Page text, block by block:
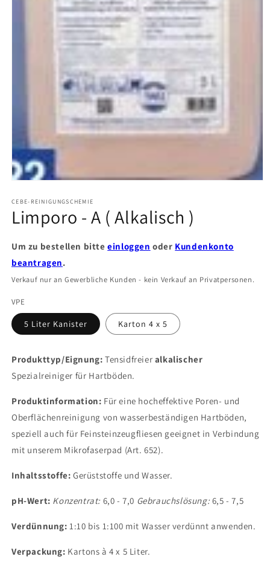
in
Modal
öffnen
CEBE-REINIGUNGSCHEMIE
Limporo - A ( Alkalisch )
Um zu bestellen bitteeinloggen oder Kundenkonto
beantragen.
Verkauf nur an Gewerbliche Kunden - kein Verkauf an Privatpersonen.
VPE
5 Liter Kanister Karton 4 x 5
Produkttyp/Eignung: Tensidfreier alkalischer
Spezialreiniger für Hartböden.
Produktinformation: Für eine hocheffektive Poren- und
Oberflächenreinigung von wasserbeständigen Hartböden,
speziell auch für Feinsteinzeugfliesen geeignet in Verbindung
mit unserem Mikrofaserpad (Art. 652).
Inhaltsstoffe: Gerüststoffe und Wasser.
pH-Wert: Konzentrat: 6,0 - 7,0 Gebrauchslösung:6,5 - 7,5
Verdünnung: 1:10 bis 1:100 mit Wasser verdünnt anwenden.
Verpackung: Kartons à 4 x 5 Liter.